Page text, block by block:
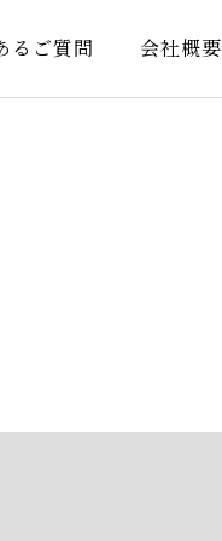
るご質問 会社概要